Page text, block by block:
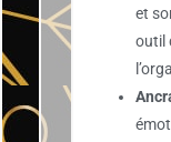
et
outil